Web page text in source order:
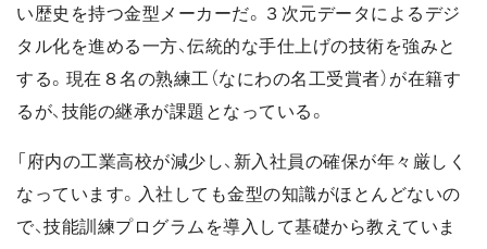
い歴史を持つ金型メーカーだ。３次元データによるデジ
タル化を進める一方、伝統的な手仕上げの技術を強みと
する。現在８名の熟練工（なにわの名工受賞者）が在籍す
るが、技能の継承が課題となっている。
「府内の工業高校が減少し、新入社員の確保が年々厳しく
なっています。入社しても金型の知識がほとんどないの
で、技能訓練プログラムを導入して基礎から教えていま